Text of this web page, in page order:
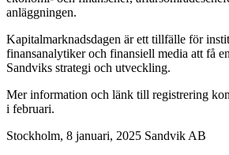
anläggningen.
Kapitalmarknadsdagen är ett tillfälle för
finansanalytiker och finansiell media att få
Sandviks strategi och utveckling.
Mer information och länk till registrering
i februari.
Stockholm, 8 januari, 2025 Sandvik AB